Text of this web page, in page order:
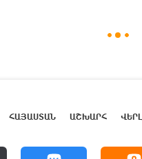
ՀԱՅԱՍՏԱՆ ԱՇԽԱՐՀ